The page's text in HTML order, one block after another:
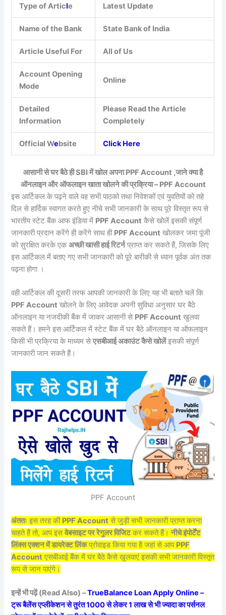
Type of Article Latest Update
Name of the Bank State Bank of India
Article Useful For All of Us
Account Opening
Mode
Online
Detailed
Information
Please Read the Article
Completely
Official Website Click Here
आसानी से घर बैठे ही SBI में खोल अपना PPF Account ,जाने क्या है
ऑनलाइन और ऑफलाइन खाता खोलने की प्रक्रिया – PPF Account
इस आर्टिकल के पढ़ने वाले वह सभी पाठको तथा निवेशकों एवं युवतियों को तहे
दिल से हार्दिक स्वागत करते हुए नीचे सभी जानकारी के साथ पूरे विस्तृत रूप से
भारतीय स्टेट बैंक आफ इंडिया में PPF Account कैसे खोलें इसकी संपूर्ण
जानकारी प्रदान करेंगे ही करेंगे साथ ही PPF Account खोलकर जमा पूंजी
को सुरक्षित करके एकअच्छी खासी हाई रिटर्नप्राप्त कर सकते हैं, जिसके लिए
इस आर्टिकल में बताए गए सभी जानकारी को पूरे बारीकी से ध्यान पूर्वक अंत तक
पढ़ना होगा ।
वही आर्टिकल की दूसरी तरफ आपकी जानकारी के लिए यह भी बताते चलें कि
PPF Account खोलने के लिए आवेदक अपनी सुविधा अनुसार घर बैठे
ऑनलाइन या नजदीकी बैंक में जाकर आसानी से PPF Account खुलवा
सकते हैं। हमने इस आर्टिकल में स्टेट बैंक में घर बैठे ऑनलाइन या ऑफलाइन
किसी भी प्रक्रिया के माध्यम सेएसबीआई अकाउंट कैसे खोलेंइसकी संपूर्ण
जानकारी जान सकते हैं।
PPF Account
अंततः इस तरह की PPF Account से जुड़ी सभी जानकारी प्राप्त करना
चाहते हैं तो, आप इसवेबसाइट पर रेगुलर विजिटकर सकते हैं।नीचे इंपोर्टेंट
लिंक्स एक्शन में डायरेक्ट लिंकप्रोवाइड किया गया है जहां से आप PPF
Account एसबीआई बैंक में घर बैठे कैसे खुलवाएं इसकी सभी जानकारी विस्तृत
रूप से जान पाएंगे।
इन्हें भी पढ़ें (Read Also) –TrueBalance Loan Apply Online –
ट्रू बैलेंस एप्लीकेशन से तुरंत 1000 से लेकर 1 लाख से भी ज्यादा का पर्सनल